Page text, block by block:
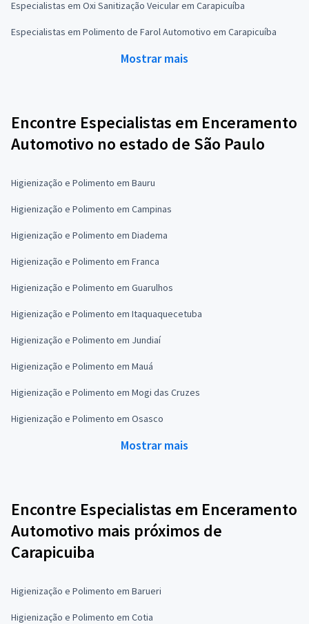
Especialistas em Oxi Sanitização Veicular em Carapicuíba
Especialistas em Polimento de Farol Automotivo em Carapicuíba
Mostrar mais
Encontre Especialistas em Enceramento
Automotivo no estado de São Paulo
Higienização e Polimento em Bauru
Higienização e Polimento em Campinas
Higienização e Polimento em Diadema
Higienização e Polimento em Franca
Higienização e Polimento em Guarulhos
Higienização e Polimento em Itaquaquecetuba
Higienização e Polimento em Jundiaí
Higienização e Polimento em Mauá
Higienização e Polimento em Mogi das Cruzes
Higienização e Polimento em Osasco
Mostrar mais
Encontre Especialistas em Enceramento
Automotivo mais próximos de
Carapicuiba
Higienização e Polimento em Barueri
Higienização e Polimento em Cotia